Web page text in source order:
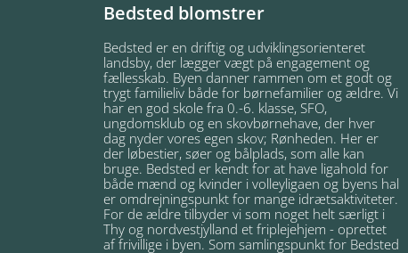
Bedsted blomstrer
Bedsted er en driftig og udviklingsorienteret
landsby, der lægger vægt på engagement og
fællesskab. Byen danner rammen om et godt og
trygt familieliv både for børnefamilier og ældre. Vi
har en god skole fra 0.-6. klasse, SFO,
ungdomsklub og en skovbørnehave, der hver
dag nyder vores egen skov; Rønheden. Her er
der løbestier, søer og bålplads, som alle kan
bruge. Bedsted er kendt for at have ligahold for
både mænd og kvinder i volleyligaen og byens hal
er omdrejningspunkt for mange idrætsaktiviteter.
For de ældre tilbyder vi som noget helt særligt i
Thy og nordvestjylland et friplejehjem - oprettet
af frivillige i byen. Som samlingspunkt for Bedsted